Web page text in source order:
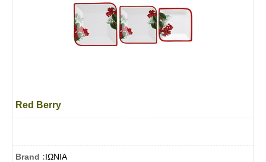
Red Berry
Brand :ΙΩΝΙΑ